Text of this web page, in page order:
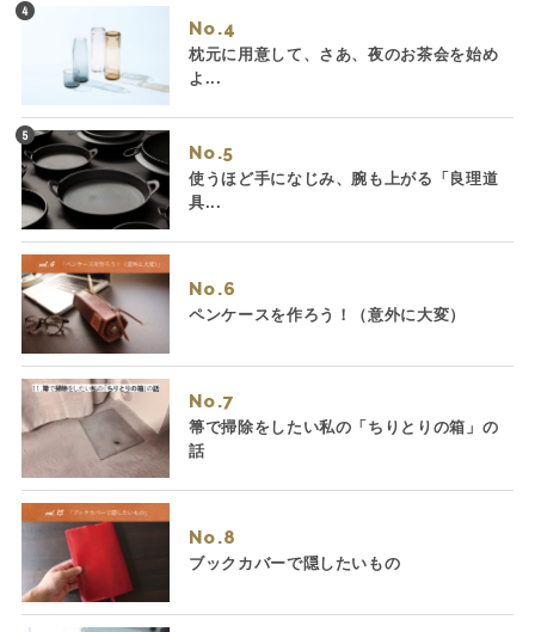
No.
枕元に用意して、さあ、夜のお茶会を始め
よ...
No.
使うほど手になじみ、腕も上がる「良理道
具...
No.
ペンケースを作ろう！（意外に大変）
No.
箒で掃除をしたい私の「ちりとりの箱」の
話
No.
ブックカバーで隠したいもの